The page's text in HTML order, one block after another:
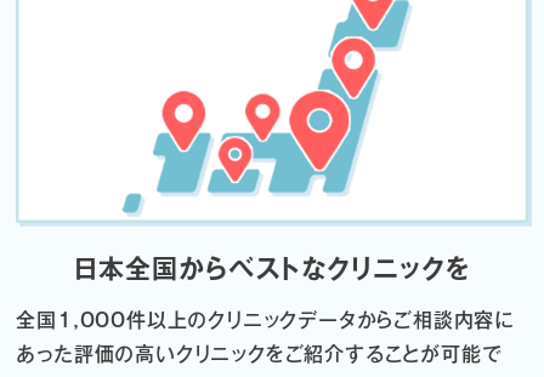
日本全国からベストなクリニックを
全国1,000件以上のクリニックデータからご相談内容に
あった評価の高いクリニックをご紹介することが可能で